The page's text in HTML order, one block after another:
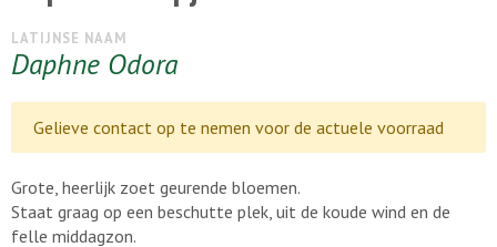
LATIJNSE NAAM
Daphne Odora
Gelieve contact op te nemen voor de actuele voorraad
Grote, heerlijk zoet geurende bloemen.
Staat graag op een beschutte plek, uit de koude wind en de
felle middagzon.